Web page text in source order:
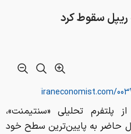
ریپل سقوط کرد
پلتفرم تحلیلی «سنتیمنت»،
حاضر به پایین‌ترین سطح خود